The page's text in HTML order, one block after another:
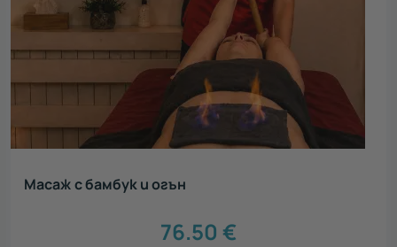
Масаж с бамбук и огън
76.50 €